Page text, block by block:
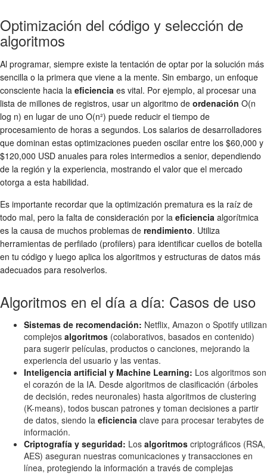
Optimización del código y selección de
algoritmos
Al programar, siempre existe la tentación de optar por la solución más
sencilla o la primera que viene a la mente. Sin embargo, un enfoque
consciente hacia la eficiencia es vital. Por ejemplo, al procesar una
lista de millones de registros, usar un algoritmo de ordenación O(n
log n) en lugar de uno O(n²) puede reducir el tiempo de
procesamiento de horas a segundos. Los salarios de desarrolladores
que dominan estas optimizaciones pueden oscilar entre los $60,000 y
$120,000 USD anuales para roles intermedios a senior, dependiendo
de la región y la experiencia, mostrando el valor que el mercado
otorga a esta habilidad.
Es importante recordar que la optimización prematura es la raíz de
todo mal, pero la falta de consideración por la eficiencia algorítmica
es la causa de muchos problemas de rendimiento. Utiliza
herramientas de perfilado (profilers) para identificar cuellos de botella
en tu código y luego aplica los algoritmos y estructuras de datos más
adecuados para resolverlos.
Algoritmos en el día a día: Casos de uso
Sistemas de recomendación: Netflix, Amazon o Spotify utilizan
complejos algoritmos (colaborativos, basados en contenido)
para sugerir películas, productos o canciones, mejorando la
experiencia del usuario y las ventas.
Inteligencia artificial y Machine Learning: Los algoritmos son
el corazón de la IA. Desde algoritmos de clasificación (árboles
de decisión, redes neuronales) hasta algoritmos de clustering
(K-means), todos buscan patrones y toman decisiones a partir
de datos, siendo la eficiencia clave para procesar terabytes de
información.
Criptografía y seguridad: Los algoritmos criptográficos (RSA,
AES) aseguran nuestras comunicaciones y transacciones en
línea, protegiendo la información a través de complejas